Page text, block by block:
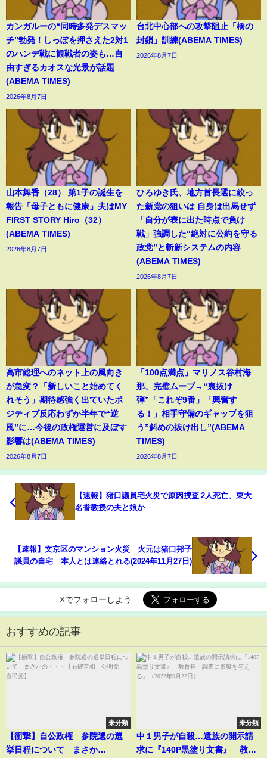
カンガルーの“同時多発デスマッ
チ”勃発！しっぽを押さえた2対1
のハンデ戦に観戦者の姿も…自
由すぎるカオスな光景が話題
(ABEMA TIMES)
2026年8月7日
台北中心部への攻撃阻止「橋の
封鎖」訓練(ABEMA TIMES)
2026年8月7日
山本舞香（28） 第1子の誕生を
報告「母子ともに健康」夫はMY
FIRST STORY Hiro（32）
(ABEMA TIMES)
2026年8月7日
ひろゆき氏、地方首長選に絞っ
た新党の狙いは 自身は出馬せず
「自分が表に出た時点で負け
戦」強調した“絶対に公約を守る
政党”と斬新システムの内容
(ABEMA TIMES)
2026年8月7日
高市総理へのネット上の風向き
が急変？「新しいこと始めてく
れそう」期待感強く出ていたポ
ジティブ反応わずか半年で“逆
風”に…今後の政権運営に及ぼす
影響は(ABEMA TIMES)
2026年8月7日
「100点満点」マリノス谷村海
那、完璧ムーブ→“裏抜け
弾”「これぞ9番」「興奮す
る！」相手守備のギャップを狙
う”斜めの抜け出し”(ABEMA
TIMES)
2026年8月7日
【速報】猪口議員宅火災で原因捜査 2人死亡、東大
名誉教授の夫と娘か
【速報】文京区のマンション火災 火元は猪口邦子
議員の自宅 本人とは連絡とれる(2024年11月27日)
Xでフォローしよう
おすすめの記事
未分類
【衝撃】自公政権 参院選の選
挙日程について まさか
未分類
中１男子が自殺…遺族の開示請
求に『140P黒塗り文書』 教育